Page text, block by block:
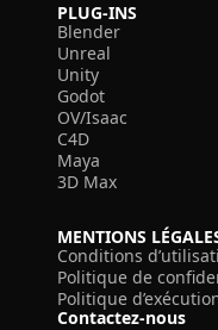
PLUG-INS
Blender
Unreal
Unity
Godot
OV/Isaac
C4D
Maya
3D Max
MENTIONS
Conditions
Politique de
Politique
Contactez-nous